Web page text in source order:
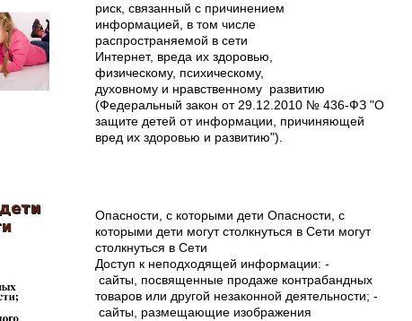
риск, связанный с причинением
информацией, в том числе
распространяемой в сети
Интернет, вреда их здоровью,
физическому, психическому,
духовному и нравственному развитию
(Федеральный закон от 29.12.2010 № 436-ФЗ "О
защите детей от информации, причиняющей
вред их здоровью и развитию").
Опасности, с которыми дети Опасности, с
которыми дети могут столкнуться в Сети могут
столкнуться в Сети
Доступ к неподходящей информации: ­
сайты, посвященные продаже контрабандных
товаров или другой незаконной деятельности; ­
сайты, размещающие изображения